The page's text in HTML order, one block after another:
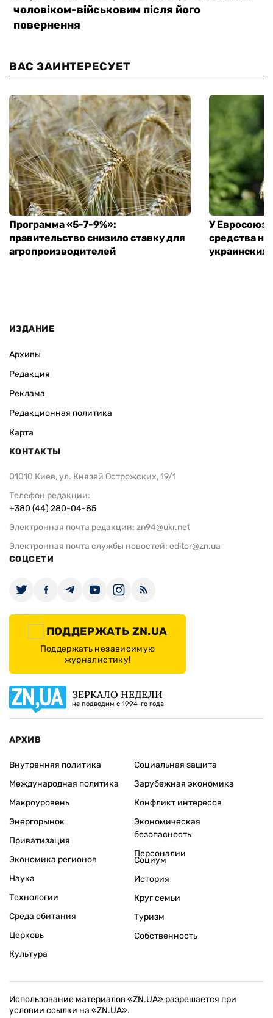
ВАС ЗАИНТЕРЕСУЕТ
Программа «5-7-9%»:
правительство снизило ставку для
агропроизводителей
У
средства
ИЗДАНИЕ
Архивы
Редакция
Реклама
Редакционная политика
Карта
КОНТАКТЫ
01010 Киев, ул. Князей Острожских, 19/1
Телефон редакции:
+380 (44) 280-04-85
Электронная почта редакции: zn94@ukr.net
Электронная почта службы новостей: editor@zn.ua
СОЦСЕТИ
ПОДДЕРЖАТЬ ZN.UA
Поддержать независимую
журналистику!
ЗЕРКАЛО НЕДЕЛИ
не подводим с 1994-го года
АРХИВ
Внутренняя политика
Международная политика
Макроуровень
Энергорынок
Приватизация
Экономика регионов
Социальная защита
Зарубежная экономика
Конфликт интересов
Экономическая
безопасность
Персоналии
Наука
Технологии
Среда обитания
Церковь
Культура
Социум
История
Круг семьи
Туризм
Собственность
Использование материалов «ZN.UA» разрешается при
условии ссылки на «ZN.UA».